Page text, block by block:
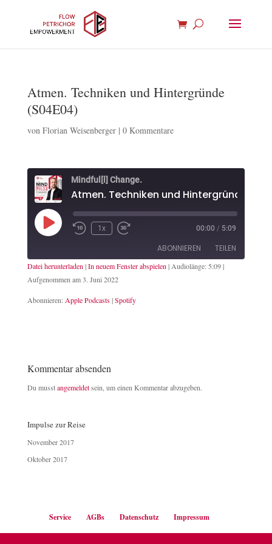
Atmen. Techniken und Hintergründe
(S04E04)
von Florian Weisenberger| 0 Kommentare
Mindful[l] Change.
Play
Episode
1x 00:00 / 5:09
ABONNIEREN TEILEN
Apple Podcasts
RSS FEED
TEILEN
Datei herunterladen |In neuem Fenster abspielen | Audiolänge: 5:09|
Aufgenommen am 3. Juni 2022
Abonnieren: Apple Podcasts|Spotify
Kommentar absenden
Du musstangemeldetsein, um einen Kommentar abzugeben.
Impulse zur Reise
November 2017
Oktober 2017
Service AGBs Datenschutz Impressum